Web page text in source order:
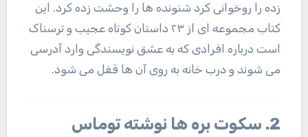
زده را روخوانی کرد شنونده ها را وحشت زده کرد. این
کتاب مجموعه ای از ۲۳ داستان کوتاه عجیب و ترسناک
است درباره افرادی که به عشق نویسندگی وارد آدرسی
می شوند و درب خانه به روی آن ها قفل می شود.
2. سکوت بره ها نوشته توماس